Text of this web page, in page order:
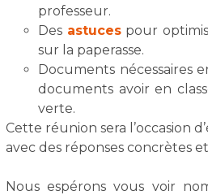
professeur.
Des astucespour
sur la paperasse.
Documents nécessaires
documents avoir en
verte.
Cette réunion sera l’occasion
avec des réponses concrètes
Nous espérons vous voir